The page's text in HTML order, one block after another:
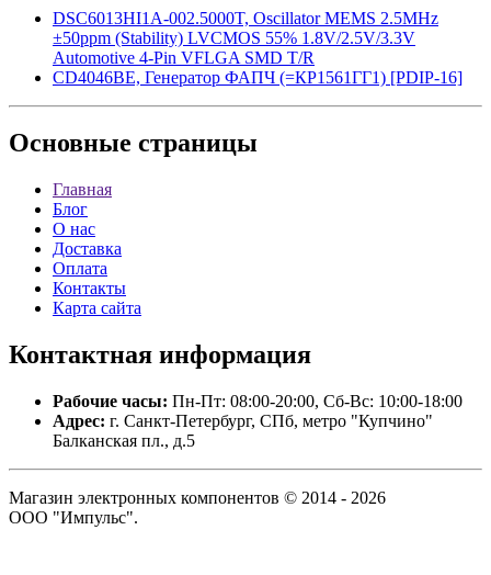
DSC6013HI1A-002.5000T, Oscillator MEMS 2.5MHz
±50ppm (Stability) LVCMOS 55% 1.8V/2.5V/3.3V
Automotive 4-Pin VFLGA SMD T/R
CD4046BE, Генератор ФАПЧ (=КР1561ГГ1) [PDIP-16]
Основные страницы
Главная
Блог
О нас
Доставка
Оплата
Контакты
Карта сайта
Контактная информация
Рабочие часы: Пн-Пт: 08:00-20:00, Сб-Вс: 10:00-18:00
Адрес: г. Санкт-Петербург, СПб, метро "Купчино"
Балканская пл., д.5
Магазин электронных компонентов © 2014 - 2026
ООО "Импульс".